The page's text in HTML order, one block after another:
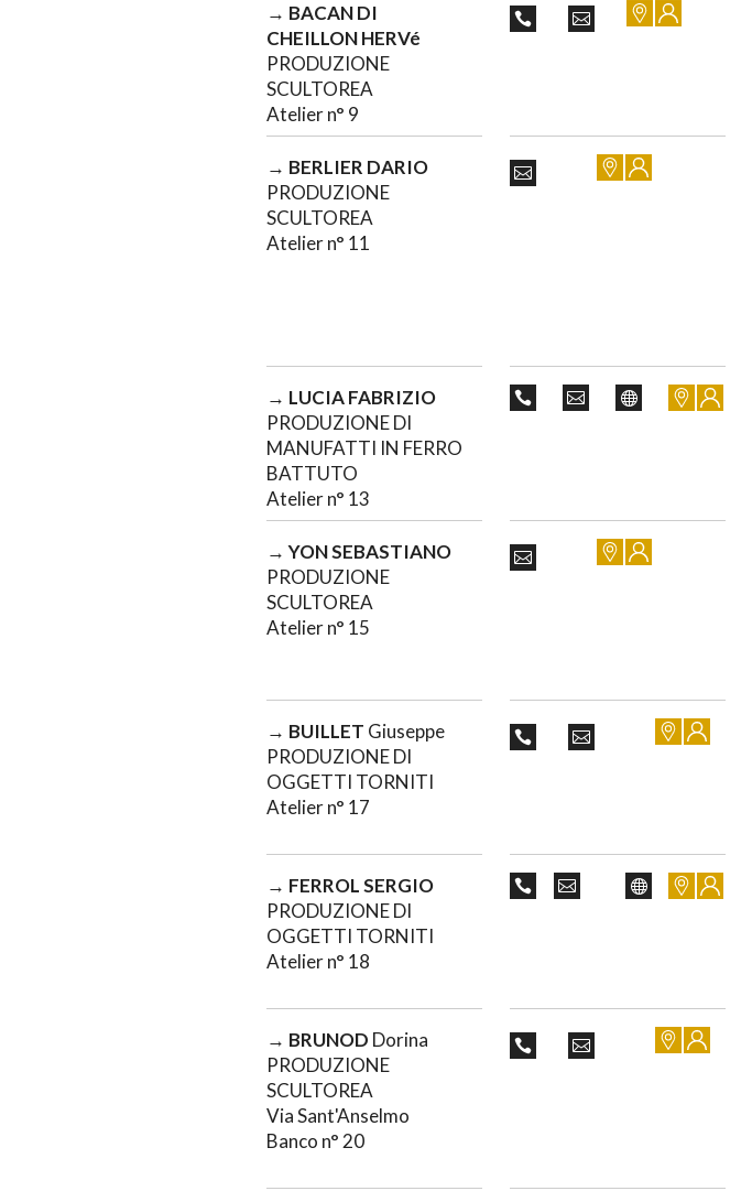
→ BACAN DI
CHEILLON HERVé
PRODUZIONE
SCULTOREA
Atelier n° 9
→ BERLIER DARIO
PRODUZIONE
SCULTOREA
Atelier n° 11
→ LUCIA FABRIZIO
PRODUZIONE DI
MANUFATTI IN FERRO
BATTUTO
Atelier n° 13
→YON SEBASTIANO
PRODUZIONE
SCULTOREA
Atelier n° 15
→ BUILLET Giuseppe
PRODUZIONE DI
OGGETTI TORNITI
Atelier n° 17
→ FERROL SERGIO
PRODUZIONE DI
OGGETTI TORNITI
Atelier n° 18
→ BRUNOD Dorina
PRODUZIONE
SCULTOREA
Via Sant'Anselmo
Banco n° 20